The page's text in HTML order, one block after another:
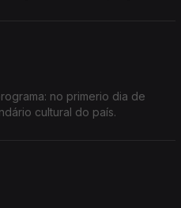
no primerio dia de
cultural do país.